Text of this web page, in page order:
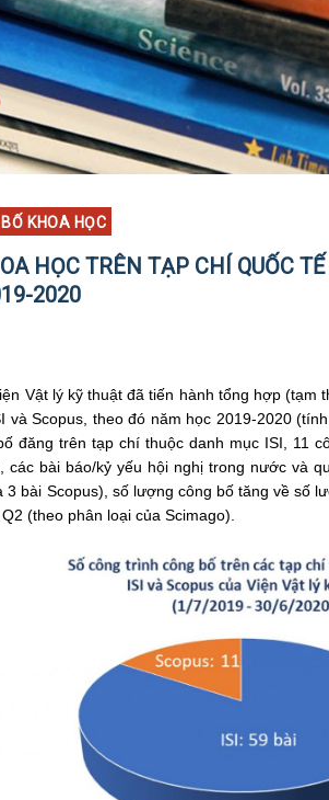
KHOA HỌC
HỌC TRÊN TẠP CHÍ QUỐC
2020
Vật lý kỹ thuật đã tiến hành tổng hợp (tạm
và Scopus, theo đó năm học 2019-2020
đăng trên tạp chí thuộc danh mục ISI, 11
các bài báo/kỷ yếu hội nghị trong nước và
3 bài Scopus), số lượng công bố tăng về số
(theo phân loại của Scimago).